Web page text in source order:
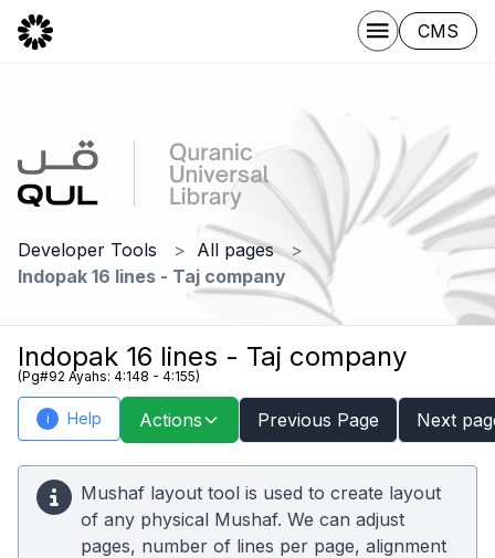
CMS
Developer Tools
All pages
Indopak 16 lines - Taj company
Indopak 16 lines - Taj company
(Pg#92 Ayahs: 4:148 - 4:155)
i Help Actions Previous Page Next
Mushaf layout tool is used to create layout
of any physical Mushaf. We can adjust
pages, number of lines per page, alignment